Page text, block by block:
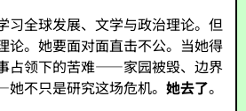
习全球发展、文学与政治理论。但
论。她要面对面直击不公。当她得
占领下的苦难——家园被毁、边界
不只是研究这场危机。她去了。